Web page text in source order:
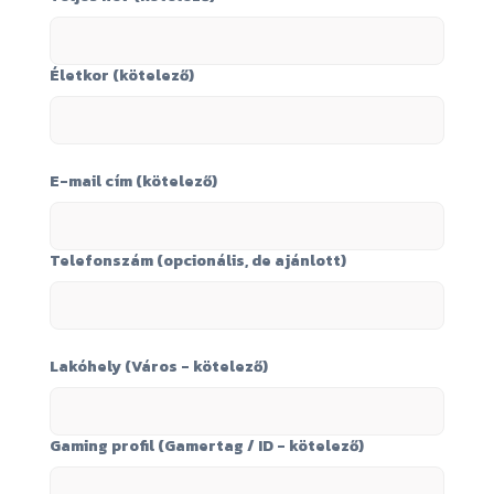
Életkor (kötelező)
E-mail cím (kötelező)
Telefonszám (opcionális, de ajánlott)
Lakóhely (Város - kötelező)
Gaming profil (Gamertag / ID - kötelező)